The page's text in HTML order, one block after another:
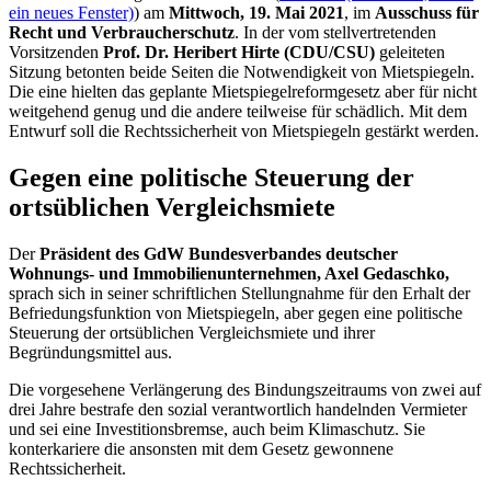
ein neues Fenster)) am Mittwoch, 19. Mai 2021, im Ausschuss für
Recht und Verbraucherschutz. In der vom stellvertretenden
Vorsitzenden Prof. Dr. Heribert Hirte (CDU/CSU) geleiteten
Sitzung betonten beide Seiten die Notwendigkeit von Mietspiegeln.
Die eine hielten das geplante Mietspiegelreformgesetz aber für nicht
weitgehend genug und die andere teilweise für schädlich. Mit dem
Entwurf soll die Rechtssicherheit von Mietspiegeln gestärkt werden.
Gegen eine politische Steuerung der
ortsüblichen Vergleichsmiete
DerPräsident des GdW Bundesverbandes deutscher
Wohnungs- und Immobilienunternehmen, Axel Gedaschko,
sprach sich in seiner schriftlichen Stellungnahme für den Erhalt der
Befriedungsfunktion von Mietspiegeln, aber gegen eine politische
Steuerung der ortsüblichen Vergleichsmiete und ihrer
Begründungsmittel aus.
Die vorgesehene Verlängerung des Bindungszeitraums von zwei auf
drei Jahre bestrafe den sozial verantwortlich handelnden Vermieter
und sei eine Investitionsbremse, auch beim Klimaschutz. Sie
konterkariere die ansonsten mit dem Gesetz gewonnene
Rechtssicherheit.